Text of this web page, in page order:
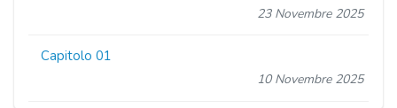
23 Novembre 2025
Capitolo 01
10 Novembre 2025